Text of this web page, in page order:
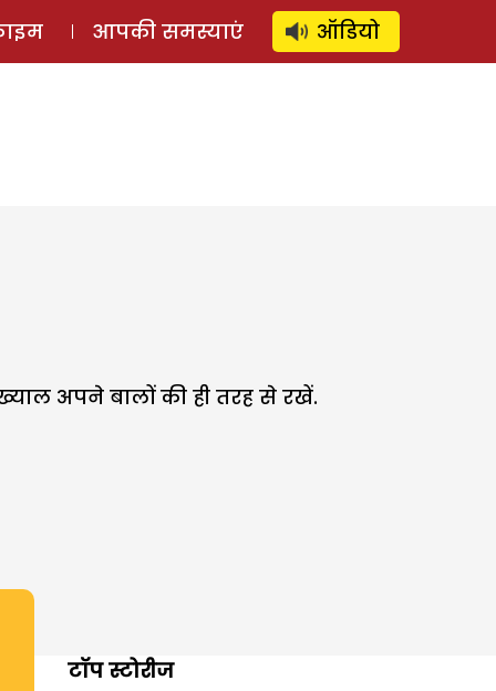
लॉग इन ⚲ SUBSCRIBE
आपकी समस्याएं ऑडियो
अपने बालों की ही तरह से रखें.
टॉप स्टोरीज